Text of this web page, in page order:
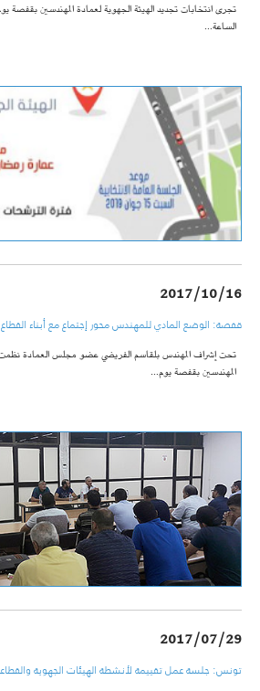
الساعة…
2017/10/16
قفصة: الوضع المادي للمهندس محور إجتماع مع أبناء
تحت إشراف المهندس بلقاسم الفريضي عضو مجلس العمادة نظمت
المهندسين بقفصة يوم…
2017/07/29
تونس: جلسة عمل تقييمة لأنشطة الهيئات الجهوية